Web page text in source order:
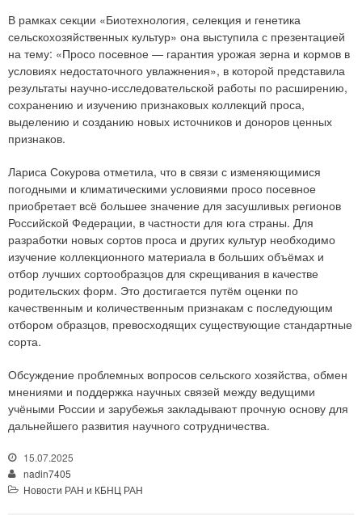
В рамках секции «Биотехнология, селекция и генетика
сельскохозяйственных культур» она выступила с презентацией
на тему: «Просо посевное — гарантия урожая зерна и кормов в
условиях недостаточного увлажнения», в которой представила
результаты научно-исследовательской работы по расширению,
сохранению и изучению признаковых коллекций проса,
выделению и созданию новых источников и доноров ценных
признаков.
Лариса Сокурова отметила, что в связи с изменяющимися
погодными и климатическими условиями просо посевное
приобретает всё большее значение для засушливых регионов
Российской Федерации, в частности для юга страны. Для
разработки новых сортов проса и других культур необходимо
изучение коллекционного материала в больших объёмах и
отбор лучших сортообразцов для скрещивания в качестве
родительских форм. Это достигается путём оценки по
качественным и количественным признакам с последующим
отбором образцов, превосходящих существующие стандартные
сорта.
Обсуждение проблемных вопросов сельского хозяйства, обмен
мнениями и поддержка научных связей между ведущими
учёными России и зарубежья закладывают прочную основу для
дальнейшего развития научного сотрудничества.
15.07.2025
nadin7405
Новости РАН и КБНЦ РАН